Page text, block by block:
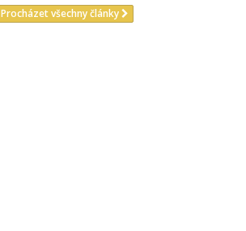
Procházet všechny články